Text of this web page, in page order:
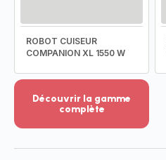
ROBOT CUISEUR
COMPANION XL 1550 W
Découvrir la gamme
complète
-